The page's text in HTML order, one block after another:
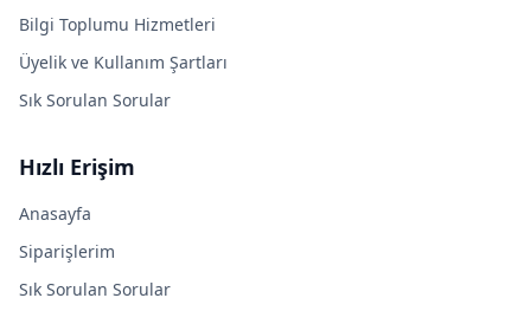
Bilgi Toplumu Hizmetleri
Üyelik ve Kullanım Şartları
Sık Sorulan Sorular
Hızlı Erişim
Anasayfa
Siparişlerim
Sık Sorulan Sorular